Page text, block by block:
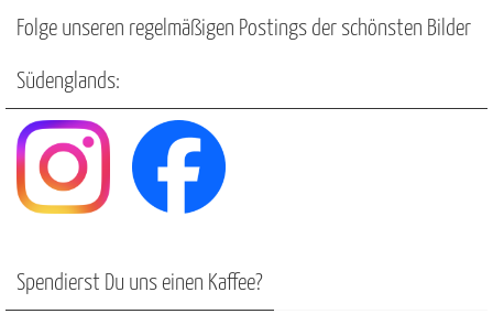
Folge unseren regelmäßigen Postings der schönsten Bilder
Südenglands:
Spendierst Du uns einen Kaffee?